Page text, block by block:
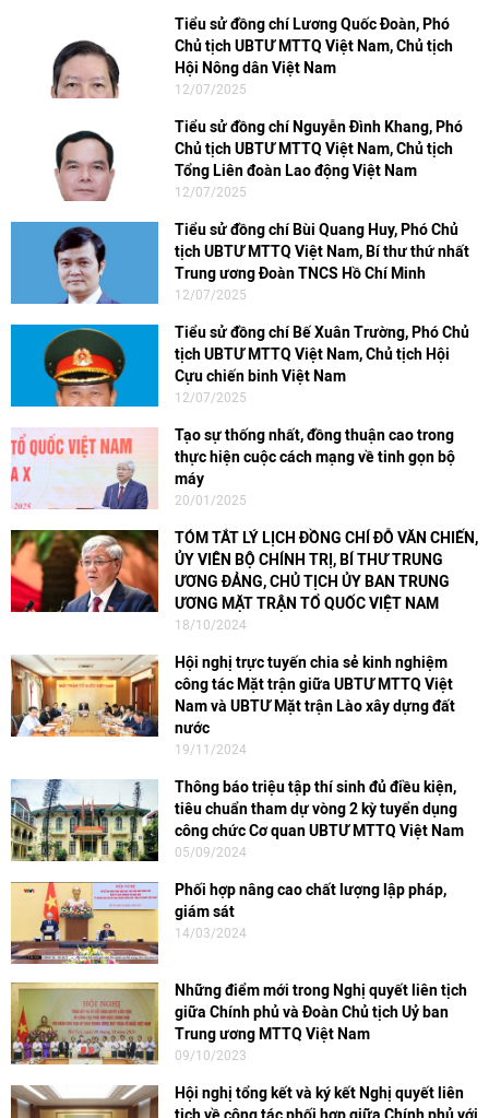
Tiểu sử đồng chí Lương Quốc Đoàn, Phó
Chủ tịch UBTƯ MTTQ Việt Nam, Chủ tịch
Hội Nông dân Việt Nam
12/07/2025
Tiểu sử đồng chí Nguyễn Đình Khang, Phó
Chủ tịch UBTƯ MTTQ Việt Nam, Chủ tịch
Tổng Liên đoàn Lao động Việt Nam
12/07/2025
Tiểu sử đồng chí Bùi Quang Huy, Phó Chủ
tịch UBTƯ MTTQ Việt Nam, Bí thư thứ nhất
Trung ương Đoàn TNCS Hồ Chí Minh
12/07/2025
Tiểu sử đồng chí Bế Xuân Trường, Phó Chủ
tịch UBTƯ MTTQ Việt Nam, Chủ tịch Hội
Cựu chiến binh Việt Nam
12/07/2025
Tạo sự thống nhất, đồng thuận cao trong
thực hiện cuộc cách mạng về tinh gọn bộ
máy
20/01/2025
TÓM TẮT LÝ LỊCH ĐỒNG CHÍ ĐỖ VĂN CHIẾN,
ỦY VIÊN BỘ CHÍNH TRỊ, BÍ THƯ TRUNG
ƯƠNG ĐẢNG, CHỦ TỊCH ỦY BAN TRUNG
ƯƠNG MẶT TRẬN TỔ QUỐC VIỆT NAM
18/10/2024
Hội nghị trực tuyến chia sẻ kinh nghiệm
công tác Mặt trận giữa UBTƯ MTTQ Việt
Nam và UBTƯ Mặt trận Lào xây dựng đất
nước
19/11/2024
Thông báo triệu tập thí sinh đủ điều kiện,
tiêu chuẩn tham dự vòng 2 kỳ tuyển dụng
công chức Cơ quan UBTƯ MTTQ Việt Nam
05/09/2024
Phối hợp nâng cao chất lượng lập pháp,
giám sát
14/03/2024
Những điểm mới trong Nghị quyết liên tịch
giữa Chính phủ và Đoàn Chủ tịch Uỷ ban
Trung ương MTTQ Việt Nam
09/10/2023
Hội nghị tổng kết và ký kết Nghị quyết liên